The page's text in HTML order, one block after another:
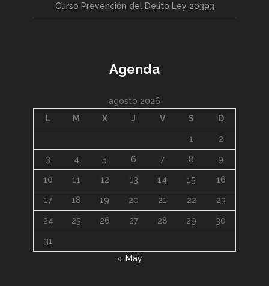
Curso Prevención del Delito Ley 20393
Agenda
agosto 2026
L
M X J V S D
1 2
3 4 5 6 7 8 9
10 11 12 13 14 15 16
17 18 19 20 21 22 23
24 25 26 27 28 29 30
31
« May